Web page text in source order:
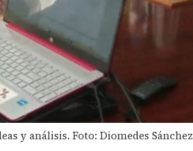
y análisis. Foto: Diomedes Sánchez